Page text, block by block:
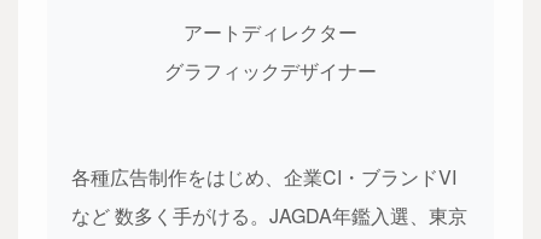
アートディレクター
グラフィックデザイナー
各種広告制作をはじめ、企業CI・ブランドVI
など 数多く手がける。JAGDA年鑑入選、東京